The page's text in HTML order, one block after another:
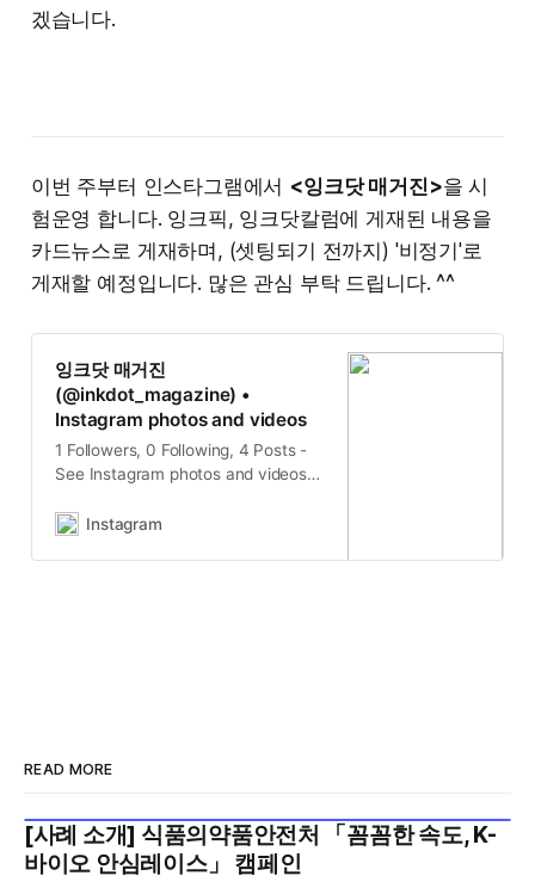
겠습니다.
이번 주부터 인스타그램에서 <잉크닷 매거진>을 시
험운영 합니다. 잉크픽, 잉크닷칼럼에 게재된 내용을
카드뉴스로 게재하며, (셋팅되기 전까지) '비정기'로
게재할 예정입니다. 많은 관심 부탁 드립니다. ^^
잉크닷 매거진
(@inkdot_magazine) •
Instagram photos and videos
1 Followers, 0 Following, 4 Posts -
See Instagram photos and videos
(@inkdot_magazine)
Instagram
READ MORE
2026년 7월 5주
[사례 소개] 식품의약품안전처 「꼼꼼한 속도, K-
바이오 안심레이스」 캠페인